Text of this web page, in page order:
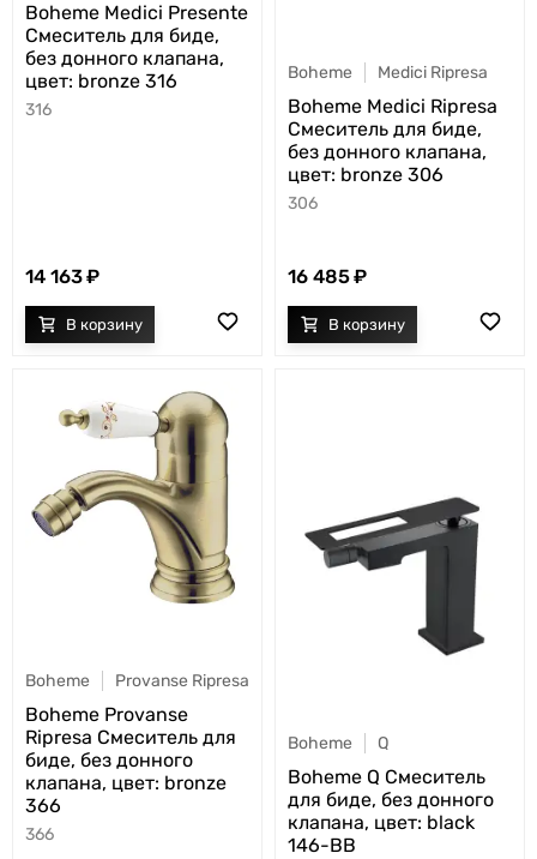
Boheme Medici Presente
Смеситель для биде,
без донного клапана,
цвет: bronze 316
316
14 163
Boheme Medici Ripresa
Boheme Medici Ripresa
Смеситель для биде,
без донного клапана,
цвет: bronze 306
306
16 485
Boheme Provanse Ripresa
Boheme Provanse
Ripresa Смеситель для
биде, без донного
клапана, цвет: bronze
366
366
Boheme Q
Boheme Q Смеситель
для биде, без донного
клапана, цвет: black
146-BB